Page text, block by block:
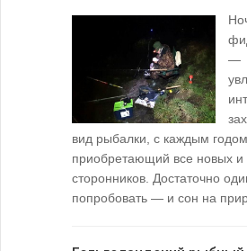
—
вид рыбалки, с каждым годом
приобретающий все новых и
сторонников. Достаточно
попробовать — и сон на